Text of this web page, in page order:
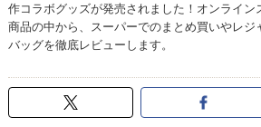
作コラボグッズが発売されました！オンライン
商品の中から、スーパーでのまとめ買いやレジ
バッグを徹底レビューします。